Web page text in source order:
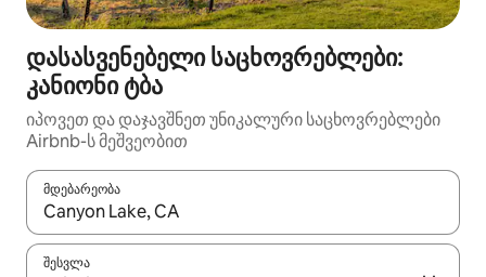
დასასვენებელი საცხოვრებლები:
კანიონი ტბა
იპოვეთ და დაჯავშნეთ უნიკალური საცხოვრებლები
Airbnb-ს მეშვეობით
მდებარეობა
როცა შედეგები ხელმისაწვდომი გახდება, ნავიგაციისთვის
შესვლა